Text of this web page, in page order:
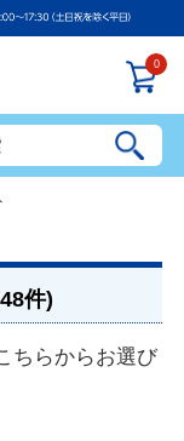
0
件)
ちらからお選び